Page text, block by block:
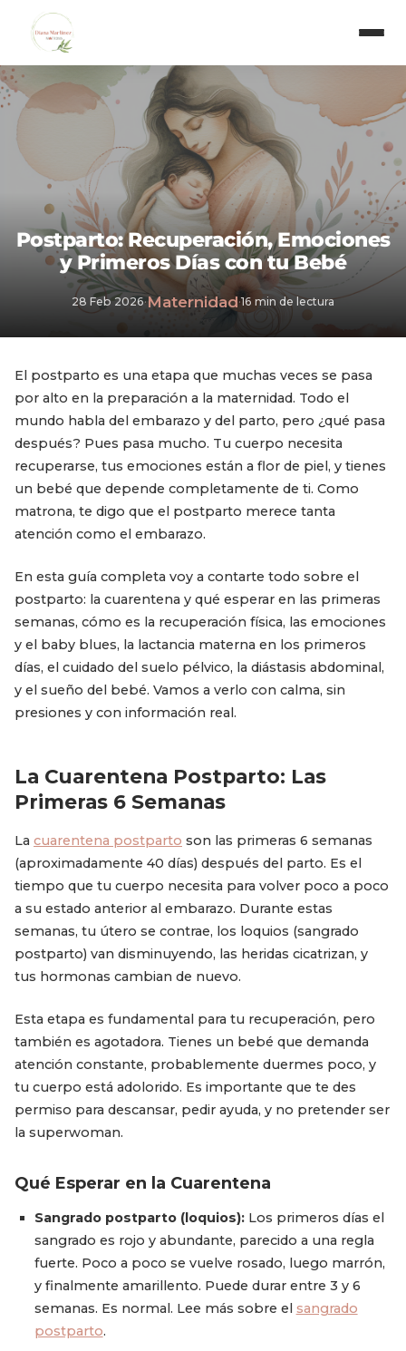
Postparto: Recuperación, Emociones
y Primeros Días con tu Bebé
28 Feb 2026·Maternidad·16 min de lectura
El postparto es una etapa que muchas veces se pasa
por alto en la preparación a la maternidad. Todo el
mundo habla del embarazo y del parto, pero ¿qué pasa
después? Pues pasa mucho. Tu cuerpo necesita
recuperarse, tus emociones están a flor de piel, y tienes
un bebé que depende completamente de ti. Como
matrona, te digo que el postparto merece tanta
atención como el embarazo.
En esta guía completa voy a contarte todo sobre el
postparto: la cuarentena y qué esperar en las primeras
semanas, cómo es la recuperación física, las emociones
y el baby blues, la lactancia materna en los primeros
días, el cuidado del suelo pélvico, la diástasis abdominal,
y el sueño del bebé. Vamos a verlo con calma, sin
presiones y con información real.
La Cuarentena Postparto: Las
Primeras 6 Semanas
La cuarentena postparto son las primeras 6 semanas
(aproximadamente 40 días) después del parto. Es el
tiempo que tu cuerpo necesita para volver poco a poco
a su estado anterior al embarazo. Durante estas
semanas, tu útero se contrae, los loquios (sangrado
postparto) van disminuyendo, las heridas cicatrizan, y
tus hormonas cambian de nuevo.
Esta etapa es fundamental para tu recuperación, pero
también es agotadora. Tienes un bebé que demanda
atención constante, probablemente duermes poco, y
tu cuerpo está adolorido. Es importante que te des
permiso para descansar, pedir ayuda, y no pretender ser
la superwoman.
Qué Esperar en la Cuarentena
Sangrado postparto (loquios):Los primeros días el
sangrado es rojo y abundante, parecido a una regla
fuerte. Poco a poco se vuelve rosado, luego marrón,
y finalmente amarillento. Puede durar entre 3 y 6
semanas. Es normal. Lee más sobre el sangrado
postparto.